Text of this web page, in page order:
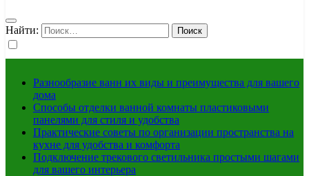
Найти:
Разнообразие ванн их виды и преимущества для вашего
дома
Способы отделки ванной комнаты пластиковыми
панелями для стиля и удобства
Практические советы по организации пространства на
кухне для удобства и комфорта
Подключение трекового светильника простыми шагами
для вашего интерьера